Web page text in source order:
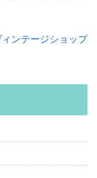
ンテージショップ